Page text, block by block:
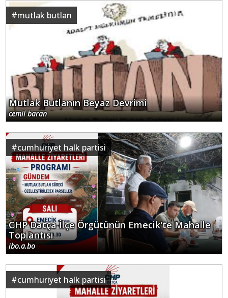
#mutlak butlan
Mutlak Butlanın Beyaz Devrimi
cemil baran
#cumhuriyet halk partisi
CHP Datça İlçe Örgütünün Emecik'te Mahalle
Toplantısı
ibo.a.bo
#cumhuriyet halk partisi